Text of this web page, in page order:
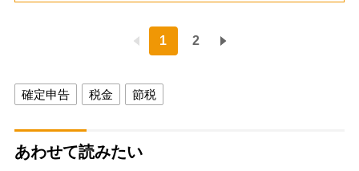
1 2
確定申告 税金 節税
あわせて読みたい